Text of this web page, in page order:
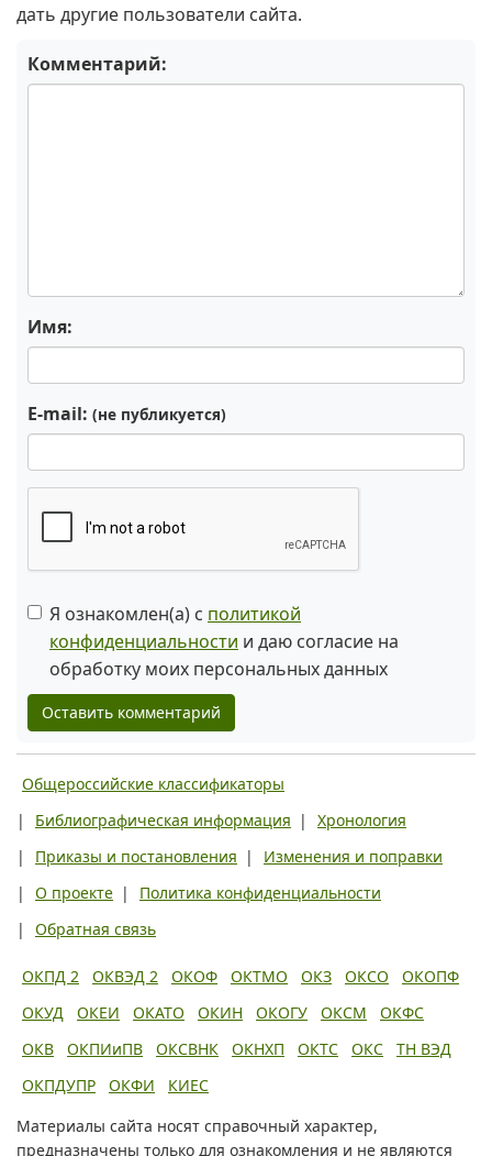
дать другие пользователи сайта.
Комментарий:
Имя:
E-mail: (не публикуется)
Я ознакомлен(а) с политикой
конфиденциальности и даю согласие на
обработку моих персональных данных
Оставить комментарий
Общероссийские классификаторы
|
Библиографическая информация |
Хронология
|
Приказы и постановления |
Изменения и поправки
|
О проекте |
Политика конфиденциальности
|
Обратная связь
ОКПД 2 ОКВЭД 2 ОКОФ ОКТМО ОКЗ ОКСО
ОКОПФ
ОКУД
ОКЕИ ОКАТО ОКИН ОКОГУ ОКСМ
ОКФС
ОКВ
ОКПИиПВ ОКСВНК ОКНХП ОКТС ОКС
ТН ВЭД
ОКПДУПР
ОКФИ
КИЕС
Материалы сайта носят справочный характер,
предназначены только для ознакомления и не являются